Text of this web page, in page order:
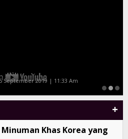
Marinka
September 2019 | 11:33 Am
+
Khas Korea yang